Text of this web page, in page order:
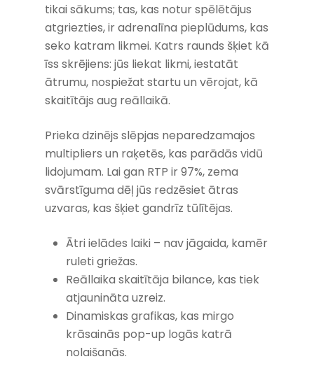
tikai sākums; tas, kas notur spēlētājus
atgriezties, ir adrenalīna pieplūdums, kas
seko katram likmei. Katrs raunds šķiet kā
īss skrējiens: jūs liekat likmi, iestatāt
ātrumu, nospiežat startu un vērojat, kā
skaitītājs aug reāllaikā.
Prieka dzinējs slēpjas neparedzamajos
multipliers un raķetēs, kas parādās vidū
lidojumam. Lai gan RTP ir 97%, zema
svārstīguma dēļ jūs redzēsiet ātras
uzvaras, kas šķiet gandrīz tūlītējas.
Ātri ielādes laiki – nav jāgaida, kamēr
ruleti griežas.
Reāllaika skaitītāja bilance, kas tiek
atjaunināta uzreiz.
Dinamiskas grafikas, kas mirgo
krāsainās pop-up logās katrā
nolaišanās.